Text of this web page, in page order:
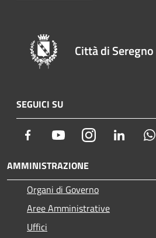
Città di Seregno
SEGUICI SU
Facebook YoutubeInstagram LinkedIn
AMMINISTRAZIONE
Organi di Governo
Aree Amministrative
Uffici